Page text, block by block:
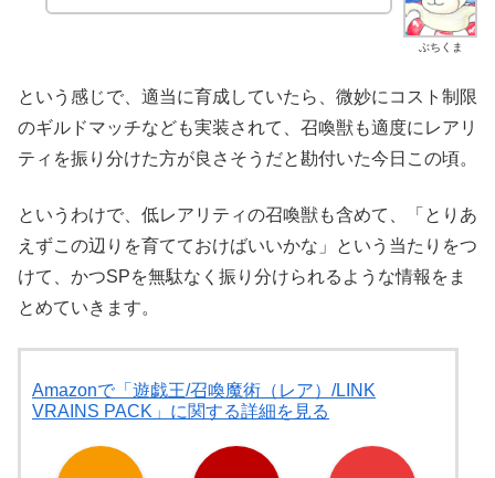
ぶちくま
という感じで、適当に育成していたら、微妙にコスト制限
のギルドマッチなども実装されて、召喚獣も適度にレアリ
ティを振り分けた方が良さそうだと勘付いた今日この頃。
というわけで、低レアリティの召喚獣も含めて、「とりあ
えずこの辺りを育てておけばいいかな」という当たりをつ
けて、かつSPを無駄なく振り分けられるような情報をま
とめていきます。
Amazonで「遊戯王/召喚魔術（レア）/LINK
VRAINS PACK」に関する詳細を見る